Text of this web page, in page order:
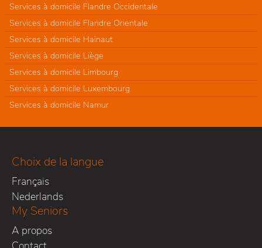
Services à domicile Flandre Occidentale
Services à domicile Flandre Orientale
Services à domicile Hainaut
Services à domicile Liège
Services à domicile Limbourg
Services à domicile Luxembourg
Services à domicile Namur
Choix de la langue
Français
Nederlands
My Seniors
A propos